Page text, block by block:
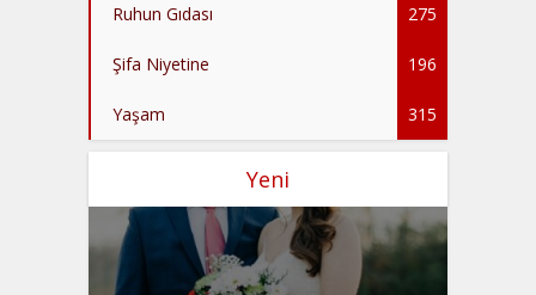
Ruhun Gıdası 275
Şifa Niyetine 196
Yaşam 315
Yeni